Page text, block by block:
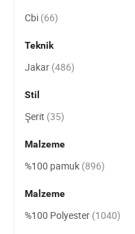
Cbi (66)
Teknik
Jakar (486)
Stil
Şerit (35)
Malzeme
%100 pamuk (896)
Malzeme
%100 Polyester (1040)